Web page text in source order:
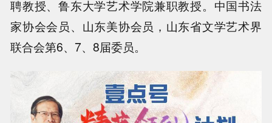
聘教授、鲁东大学艺术学院兼职教授。中国书法
家协会会员、山东美协会员，山东省文学艺术界
联合会第6、7、8届委员。